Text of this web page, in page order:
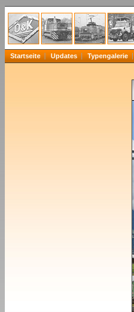
Startseite Updates Typengalerie